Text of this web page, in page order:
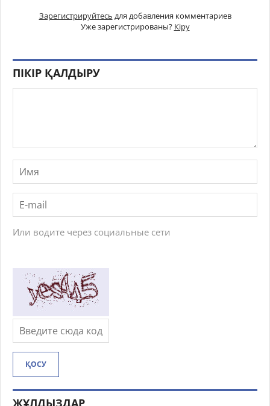
Зарегистрируйтесь для добавления комментариев
Уже зарегистрированы? Кіру
ПІКІР ҚАЛДЫРУ
Или водите через социальные сети
ҚОСУ